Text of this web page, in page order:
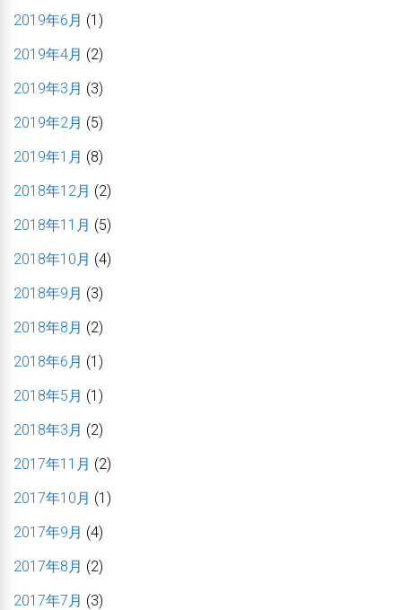
2019年6月 (1)
2019年4月 (2)
2019年3月 (3)
2019年2月 (5)
2019年1月 (8)
2018年12月 (2)
2018年11月 (5)
2018年10月 (4)
2018年9月 (3)
2018年8月 (2)
2018年6月 (1)
2018年5月 (1)
2018年3月 (2)
2017年11月 (2)
2017年10月 (1)
2017年9月 (4)
2017年8月 (2)
2017年7月 (3)